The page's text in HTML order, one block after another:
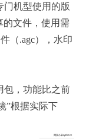
门机型使用的版
的文件，使用需
（.agc），水印
包，功能比之前
”根据实际下